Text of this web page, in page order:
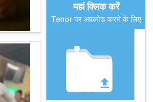
यहां क्लिक करें
Tenor पर अपलोड करने के लिए